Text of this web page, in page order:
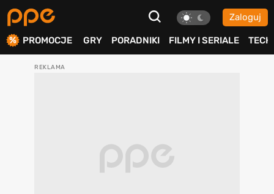
Zaloguj
PROMOCJE GRY PORADNIKI FILMY I SERIALE TECH